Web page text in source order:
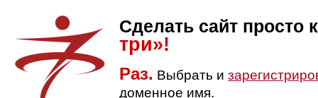
Сделать сайт просто
три»!
Раз. Выбрать и
доменное имя.